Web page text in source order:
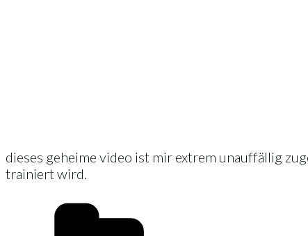
dieses geheime video ist mir extrem unauffällig
trainiert wird.